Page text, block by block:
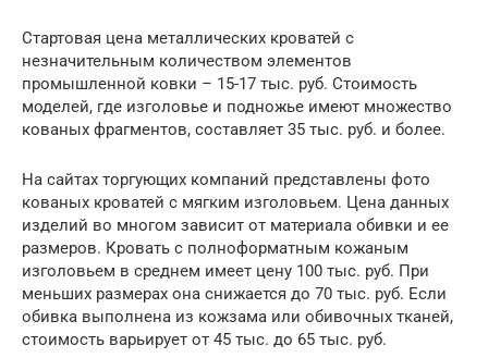
Стартовая цена металлических кроватей с
незначительным количеством элементов
промышленной ковки – 15-17 тыс. руб. Стоимость
моделей, где изголовье и подножье имеют множество
кованых фрагментов, составляет 35 тыс. руб. и более.
На сайтах торгующих компаний представлены фото
кованых кроватей с мягким изголовьем. Цена данных
изделий во многом зависит от материала обивки и ее
размеров. Кровать с полноформатным кожаным
изголовьем в среднем имеет цену 100 тыс. руб. При
меньших размерах она снижается до 70 тыс. руб. Если
обивка выполнена из кожзама или обивочных тканей,
стоимость варьирует от 45 тыс. до 65 тыс. руб.